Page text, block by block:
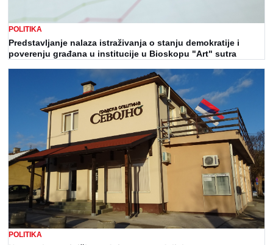
POLITIKA
Predstavljanje nalaza istraživanja o stanju demokratije i
poverenju građana u institucije u Bioskopu "Art" sutra
POLITIKA